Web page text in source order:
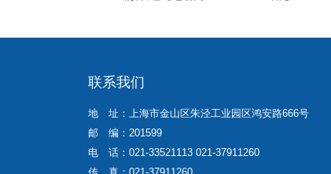
联系我们
地 址：上海市金山区朱泾工业园区鸿安路666号
邮 编：201599
电 话：021-33521113 021-37911260